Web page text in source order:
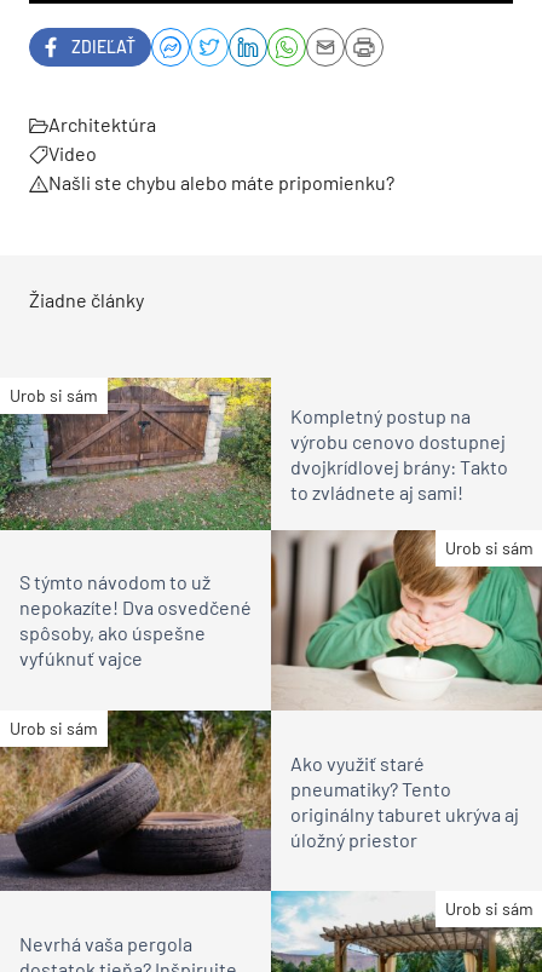
ZDIEĽAŤ
Architektúra
Video
Našli ste chybu alebo máte pripomienku?
Žiadne články
Urob si sám
Kompletný postup na
výrobu cenovo dostupnej
dvojkrídlovej brány: Takto
to zvládnete aj sami!
Urob si sám
S týmto návodom to už
nepokazíte! Dva osvedčené
spôsoby, ako úspešne
vyfúknuť vajce
Urob si sám
Ako využiť staré
pneumatiky? Tento
originálny taburet ukrýva aj
úložný priestor
Urob si sám
Nevrhá vaša pergola